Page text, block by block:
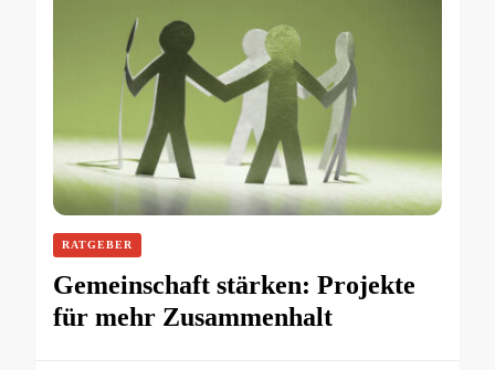
RATGEBER
Gemeinschaft stärken: Projekte
für mehr Zusammenhalt